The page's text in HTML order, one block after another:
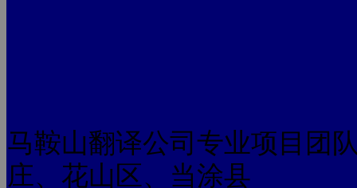
马鞍山翻译公司专业项目团
庄、花山区、当涂县